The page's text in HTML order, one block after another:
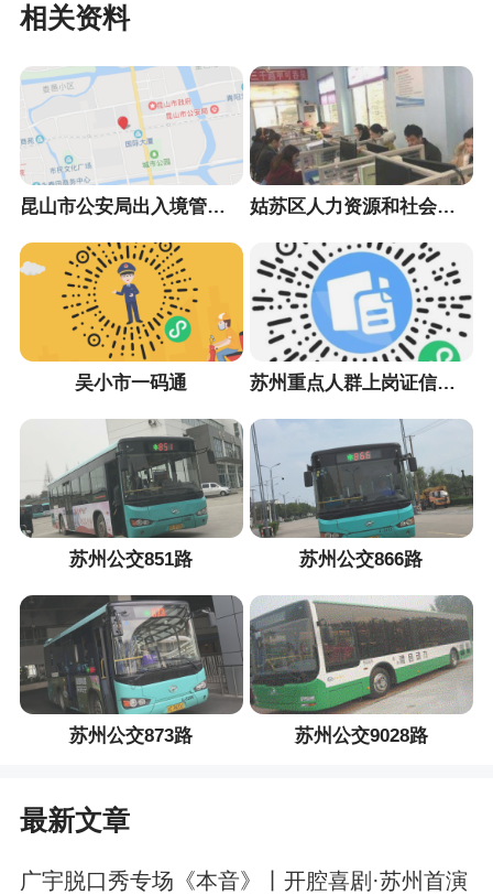
相关资料
昆山市公安局出入境管理大队 姑苏区人力资源和社会保障局
吴小市一码通 苏州重点人群上岗证信息采集小程序
苏州公交851路 苏州公交866路
苏州公交873路 苏州公交9028路
最新文章
广宇脱口秀专场《本音》丨开腔喜剧·苏州首演